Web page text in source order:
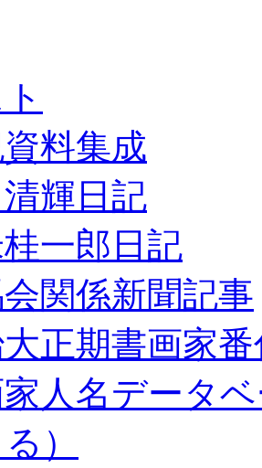
料集成
輝日記
一郎日記
関係新聞記事
正期書画家
人名データ
）